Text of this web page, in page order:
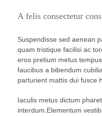
A felis consectetur
Suspendisse sed aenean
quam tristique facilisi ac
eros pretium metus
faucibus a bibendum
parturient mattis dui fusce
Iaculis metus dictum
interdum.Elementum